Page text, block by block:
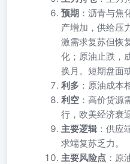
预期 ：沥青与焦
产增加，供给压
激需求复苏但恢
化；原油止跌，
换月。短期盘面
利多 ：原油成本
利空 ：高价货源
行，欧美经济衰
主要逻辑 ：供应
求端复苏乏力。
主要风险点 ：原